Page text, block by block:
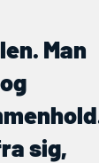
Man
sig,